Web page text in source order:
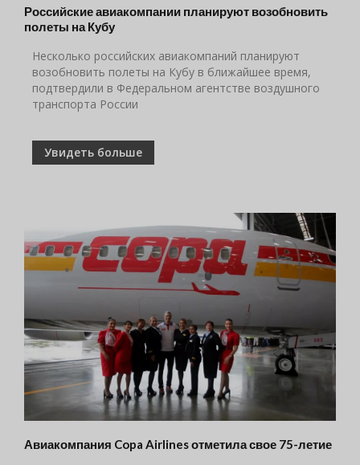
Российские авиакомпании планируют возобновить
полеты на Кубу
Несколько российских авиакомпаний планируют
возобновить полеты на Кубу в ближайшее время,
подтвердили в Федеральном агентстве воздушного
транспорта России
Увидеть больше
Авиакомпания Copa Airlines отметила свое 75-летие